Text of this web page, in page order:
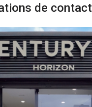
de contact